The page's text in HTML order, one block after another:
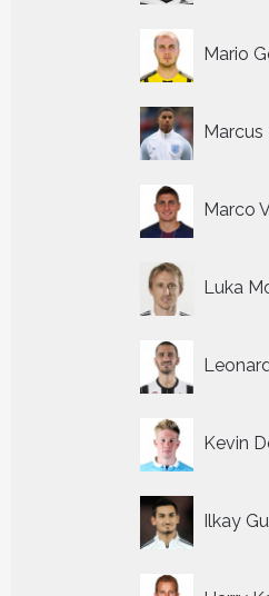
Mario
Marcus
Marco
Luka
Kevin
Ilkay